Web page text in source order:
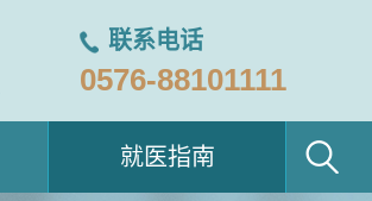
联系电话
0576-88101111
就医指南